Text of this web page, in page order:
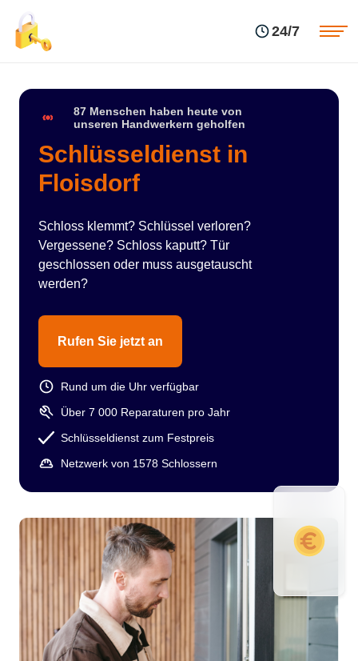
24/7
87 Menschen haben heute von
unseren Handwerkern geholfen
Schlüsseldienst in
Floisdorf
Schloss klemmt? Schlüssel verloren?
Vergessene? Schloss kaputt? Tür
geschlossen oder muss ausgetauscht
werden?
Rufen Sie jetzt an
Rund um die Uhr verfügbar
Über 7 000 Reparaturen pro Jahr
Schlüsseldienst zum Festpreis
Netzwerk von 1578 Schlossern